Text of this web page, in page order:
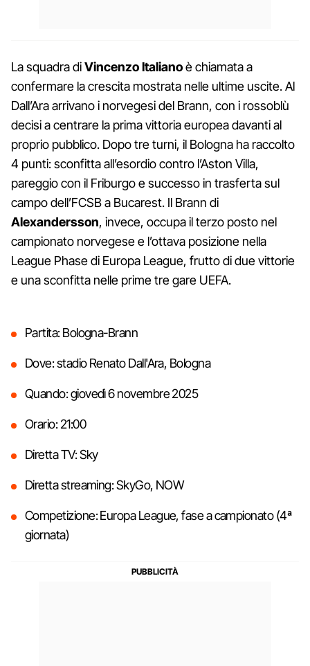
La squadra diVincenzo Italianoè chiamata a
confermare la crescita mostrata nelle ultime uscite. Al
Dall’Ara arrivano i norvegesi del Brann, con i rossoblù
decisi a centrare la prima vittoria europea davanti al
proprio pubblico. Dopo tre turni, il Bologna ha raccolto
4 punti: sconfitta all’esordio contro l’Aston Villa,
pareggio con il Friburgo e successo in trasferta sul
campo dell’FCSB a Bucarest. Il Brann di
Alexandersson, invece, occupa il terzo posto nel
campionato norvegese e l’ottava posizione nella
League Phase di Europa League, frutto di due vittorie
e una sconfitta nelle prime tre gare UEFA.
Partita: Bologna-Brann
Dove: stadio Renato Dall'Ara, Bologna
Quando: giovedì 6 novembre 2025
Orario: 21:00
Diretta TV: Sky
Diretta streaming: SkyGo, NOW
Competizione: Europa League, fase a campionato (4ª
giornata)